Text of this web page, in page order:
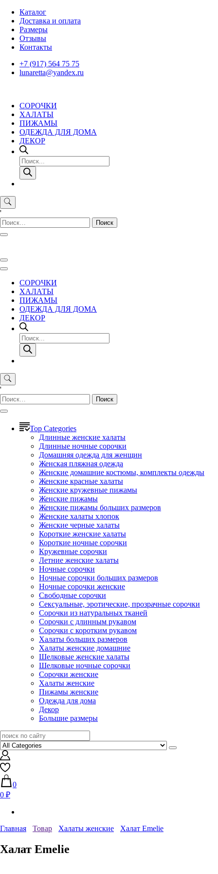
Skip
content
Каталог
Доставка и оплата
Размеры
Отзывы
Контакты
+7 (917) 564 75 75
lunaretta@yandex.ru
СОРОЧКИ
ХАЛАТЫ
ПИЖАМЫ
ОДЕЖДА ДЛЯ ДОМА
ДЕКОР
Поиск
товаров
'
Найти:
СОРОЧКИ
ХАЛАТЫ
ПИЖАМЫ
ОДЕЖДА ДЛЯ ДОМА
ДЕКОР
Поиск
товаров
'
Найти:
Top Categories
Длинные женские халаты
Длинные ночные сорочки
Домашняя одежда для женщин
Женская пляжная одежда
Женские домашние костюмы, комплекты одежды
Женские красные халаты
Женские кружевные пижамы
Женские пижамы
Женские пижамы больших размеров
Женские халаты хлопок
Женские черные халаты
Короткие женские халаты
Короткие ночные сорочки
Кружевные сорочки
Летние женские халаты
Ночные сорочки
Ночные сорочки больших размеров
Ночные сорочки женские
Свободные сорочки
Сексуальные, эротические, прозрачные сорочки
Сорочки из натуральных тканей
Сорочки с длинным рукавом
Сорочки с коротким рукавом
Халаты больших размеров
Халаты женские домашние
Шелковые женские халаты
Шелковые ночные сорочки
Сорочки женские
Халаты женские
Пижамы женские
Одежда для дома
Декор
Большие размеры
0
0 ₽
Главная Товар Халаты женские Халат Emelie
Халат Emelie